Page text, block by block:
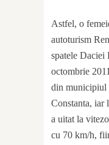
Astfel, o
autoturism
spatele Daciei
octombrie
din municipiul
Constanta, iar
a uitat la
cu 70 km/h,